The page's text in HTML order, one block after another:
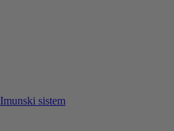
Imunski sistem